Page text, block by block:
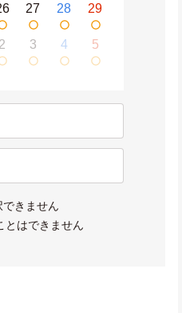
27 28 29
2 3 4 5
できません
とはできません